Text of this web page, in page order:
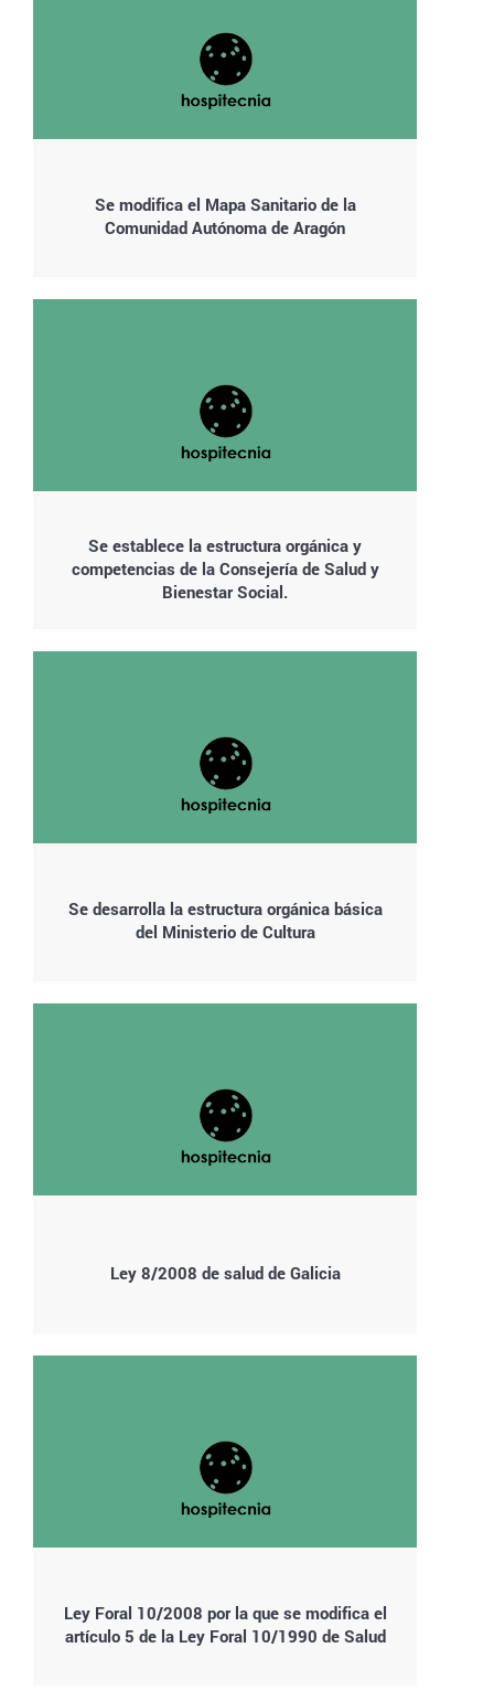
Se modifica el Mapa Sanitario de la
Comunidad Autónoma de Aragón
Se establece la estructura orgánica y
competencias de la Consejería de Salud y
Bienestar Social.
Se desarrolla la estructura orgánica básica
del Ministerio de Cultura
Ley 8/2008 de salud de Galicia
Ley Foral 10/2008 por la que se modifica el
artículo 5 de la Ley Foral 10/1990 de Salud